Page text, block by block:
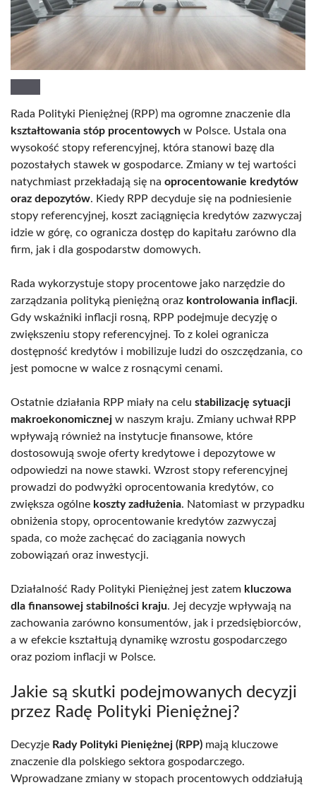
Rada Polityki Pieniężnej (RPP) ma ogromne znaczenie dla
kształtowania stóp procentowych w Polsce. Ustala ona
wysokość stopy referencyjnej, która stanowi bazę dla
pozostałych stawek w gospodarce. Zmiany w tej wartości
natychmiast przekładają się na oprocentowanie kredytów
oraz depozytów. Kiedy RPP decyduje się na podniesienie
stopy referencyjnej, koszt zaciągnięcia kredytów zazwyczaj
idzie w górę, co ogranicza dostęp do kapitału zarówno dla
firm, jak i dla gospodarstw domowych.
Rada wykorzystuje stopy procentowe jako narzędzie do
zarządzania polityką pieniężną oraz kontrolowania inflacji.
Gdy wskaźniki inflacji rosną, RPP podejmuje decyzję o
zwiększeniu stopy referencyjnej. To z kolei ogranicza
dostępność kredytów i mobilizuje ludzi do oszczędzania, co
jest pomocne w walce z rosnącymi cenami.
Ostatnie działania RPP miały na celu stabilizację sytuacji
makroekonomicznej w naszym kraju. Zmiany uchwał RPP
wpływają również na instytucje finansowe, które
dostosowują swoje oferty kredytowe i depozytowe w
odpowiedzi na nowe stawki. Wzrost stopy referencyjnej
prowadzi do podwyżki oprocentowania kredytów, co
zwiększa ogólne koszty zadłużenia. Natomiast w przypadku
obniżenia stopy, oprocentowanie kredytów zazwyczaj
spada, co może zachęcać do zaciągania nowych
zobowiązań oraz inwestycji.
Działalność Rady Polityki Pieniężnej jest zatem kluczowa
dla finansowej stabilności kraju. Jej decyzje wpływają na
zachowania zarówno konsumentów, jak i przedsiębiorców,
a w efekcie kształtują dynamikę wzrostu gospodarczego
oraz poziom inflacji w Polsce.
Jakie są skutki podejmowanych decyzji
przez Radę Polityki Pieniężnej?
Decyzje Rady Polityki Pieniężnej (RPP) mają kluczowe
znaczenie dla polskiego sektora gospodarczego.
Wprowadzane zmiany w stopach procentowych oddziałują